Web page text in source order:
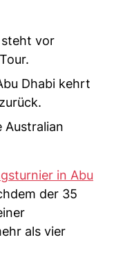
steht vor
Dhabi kehrt
Australian
in Abu
der 35
als vier